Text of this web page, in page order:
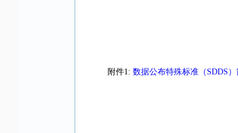
附件1: 数据公布特殊标准（SDDS）